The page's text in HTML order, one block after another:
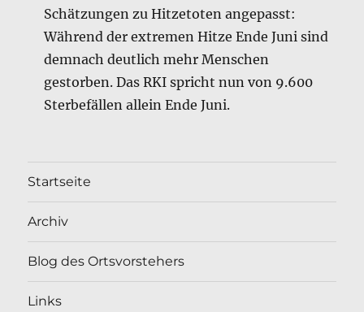
Schätzungen zu Hitzetoten angepasst:
Während der extremen Hitze Ende Juni sind
demnach deutlich mehr Menschen
gestorben. Das RKI spricht nun von 9.600
Sterbefällen allein Ende Juni.
Startseite
Archiv
Blog des Ortsvorstehers
Links